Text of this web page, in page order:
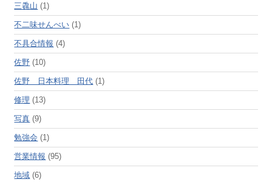
三毳山 (1)
不二味せんべい (1)
不具合情報 (4)
佐野 (10)
佐野 日本料理 田代 (1)
修理 (13)
写真 (9)
勉強会 (1)
営業情報 (95)
地域 (6)